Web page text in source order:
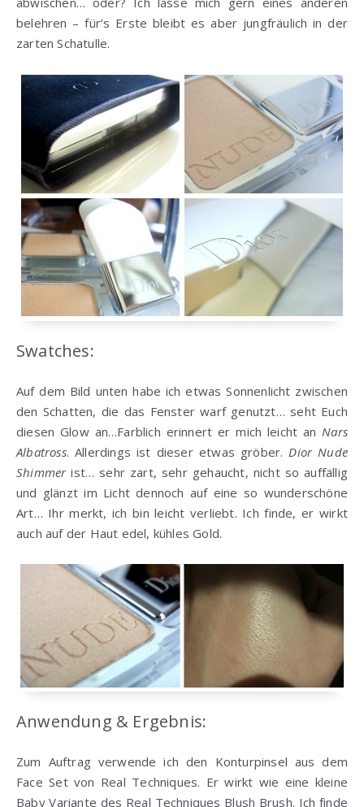
belehren – für’s Erste bleibt es aber jungfräulich in der
zarten Schatulle.
Swatches:
Auf dem Bild unten habe ich etwas Sonnenlicht zwischen
den Schatten, die das Fenster warf genutzt… seht Euch
diesen Glow an…Farblich erinnert er mich leicht anNars
Albatross. Allerdings ist dieser etwas gröber.Dior Nude
Shimmerist… sehr zart, sehr gehaucht, nicht so auffällig
und glänzt im Licht dennoch auf eine so wunderschöne
Art… Ihr merkt, ich bin leicht verliebt. Ich finde, er wirkt
auch auf der Haut edel, kühles Gold.
Anwendung & Ergebnis:
Zum Auftrag verwende ich den Konturpinsel aus dem
Face Set von Real Techniques. Er wirkt wie eine kleine
Baby Variante des Real Techniques Blush Brush. Ich finde